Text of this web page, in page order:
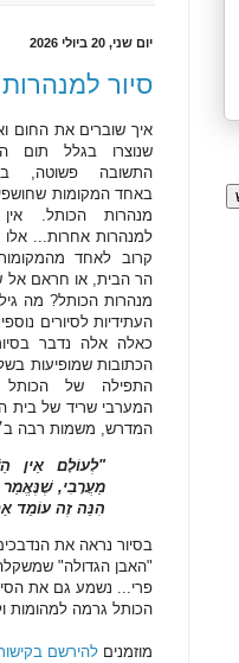
יום שני, 20 ביולי 2026
סיור למנהרות
איך שוברים את החום
שנוצרו בגלל תום
התשובה פשוטה,
באחד המקומות
מנהרות הכותל.
למנהרות אחרות... אלו
קרוב לאחד
הר הבית, או חראם אל
מנהרות הכותל? מה
העתידיות לסיורים
כאלה אלה נדבר
הכתובות שמופיעות
התפילה של הכותל
המערבי שריד של בית
המדרש, משמות רבה
"לְעוֹלָם אֵין
מַעֲרָבִי, שֶׁנֶּאֱמַר
הִנֵּה זֶה עוֹמֵד
בסיור נראה את
פרי... נשמע גם את
הכותל גרמה למהומות
מוזמנים להירשם